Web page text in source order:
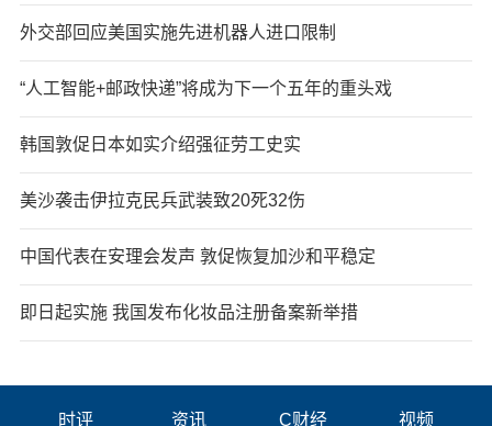
外交部回应美国实施先进机器人进口限制
“人工智能+邮政快递”将成为下一个五年的重头戏
韩国敦促日本如实介绍强征劳工史实
美沙袭击伊拉克民兵武装致20死32伤
中国代表在安理会发声 敦促恢复加沙和平稳定
即日起实施 我国发布化妆品注册备案新举措
时评 资讯 C财经 视频